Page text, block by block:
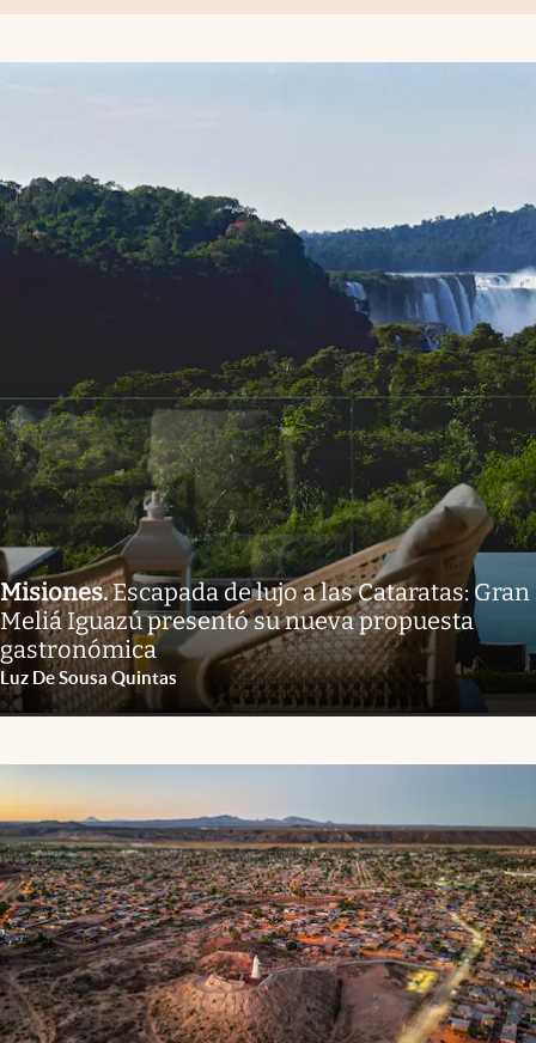
Misiones.Escapada de lujo a las Cataratas: Gran
Meliá Iguazú presentó su nueva propuesta
gastronómica
Luz De Sousa Quintas